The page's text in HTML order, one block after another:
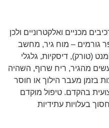
מכניים ואלקטרוניים ולכן
גורמים – מוח גיר, מחשב
(טורק), דיסקיות, גלגלי
מהגיר, ריח שרוף, השהיה
בזמן מעבר הילוך או חוסר
בהקדם. טיפול מוקדם
בעלויות עתידיות